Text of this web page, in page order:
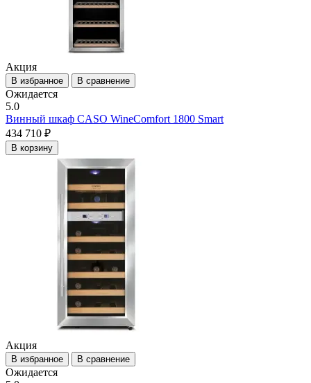
Акция
В избранное В сравнение
Ожидается
5.0
Винный шкаф CASO WineComfort 1800 Smart
434 710 ₽
В корзину
Акция
В избранное В сравнение
Ожидается